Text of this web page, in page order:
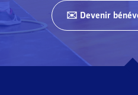
✉️ Devenir